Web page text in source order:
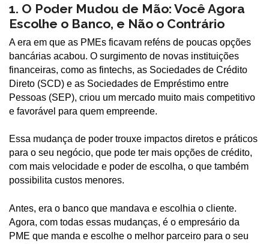
1. O Poder Mudou de Mão: Você Agora
Escolhe o Banco, e Não o Contrário
A era em que as PMEs ficavam reféns de poucas opções
bancárias acabou. O surgimento de novas instituições
financeiras, como as fintechs, as Sociedades de Crédito
Direto (SCD) e as Sociedades de Empréstimo entre
Pessoas (SEP), criou um mercado muito mais competitivo
e favorável para quem empreende.
Essa mudança de poder trouxe impactos diretos e práticos
para o seu negócio, que pode ter mais opções de crédito,
com mais velocidade e poder de escolha, o que também
possibilita custos menores.
Antes, era o banco que mandava e escolhia o cliente.
Agora, com todas essas mudanças, é o empresário da
PME que manda e escolhe o melhor parceiro para o seu